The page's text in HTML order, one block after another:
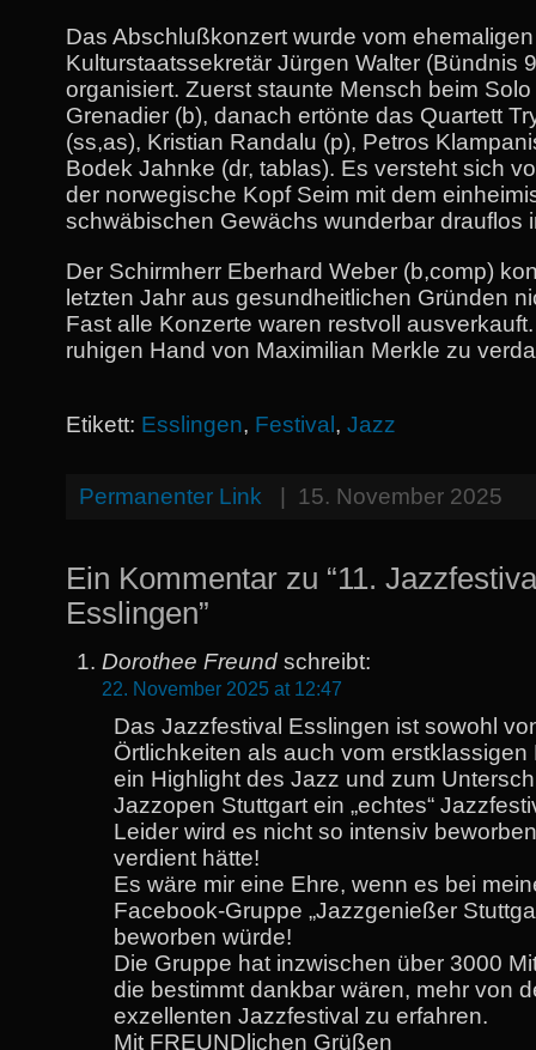
Das Abschlußkonzert wurde vom ehemaligen
Kulturstaatssekretär Jürgen Walter (Bündnis
organisiert. Zuerst staunte Mensch beim
Grenadier (b), danach ertönte das Quartett
(ss,as), Kristian Randalu (p), Petros
Bodek Jahnke (dr, tablas). Es versteht sich
der norwegische Kopf Seim mit dem
schwäbischen Gewächs wunderbar drauflos
Der Schirmherr Eberhard Weber (b,comp)
letzten Jahr aus gesundheitlichen Gründen
Fast alle Konzerte waren restvoll
ruhigen Hand von Maximilian Merkle zu
Etikett: Esslingen, Festival , Jazz
Permanenter Link 15. November 2025
Ein Kommentar zu “11.
Esslingen”
Dorothee Freund schreibt:
22. November 2025 at 12:47
Das Jazzfestival Esslingen ist sowohl
Örtlichkeiten als auch vom erstklassigen
ein Highlight des Jazz und zum
Jazzopen Stuttgart ein „echtes“
Leider wird es nicht so intensiv
verdient hätte!
Es wäre mir eine Ehre, wenn es bei
Facebook-Gruppe „Jazzgenießer
beworben würde!
Die Gruppe hat inzwischen über 3000
die bestimmt dankbar wären, mehr von
exzellenten Jazzfestival zu erfahren.
Mit FREUNDlichen Grüßen